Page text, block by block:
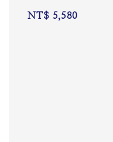
NT$ 5,580